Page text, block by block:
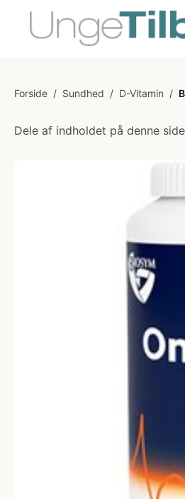
Forside / Sundhed / D-Vitamin /
Dele af indholdet på denne